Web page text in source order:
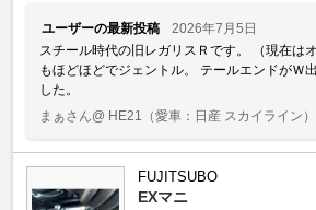
ユーザーの最新投稿
2026年7月5日
スチール時代の旧レガリスＲです。 （現在は
もほどほどでジェントル。 テールエンドがＷ
した。
まぁさん@ HE21
（愛車：日産 スカイライン）
FUJITSUBO
EXマニ